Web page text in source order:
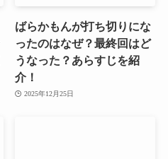
ばらかもんが打ち切りにな
ったのはなぜ？最終回はど
うなった？あらすじを紹
介！
2025年12月25日